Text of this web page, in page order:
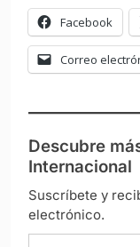
Facebook
Correo
Descubre
Internacional
Suscríbete y
electrónico.
Escribe tu